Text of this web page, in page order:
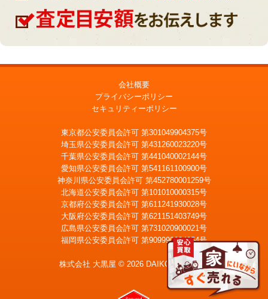
LINE査定 メール査定
宅配買取を申込む
会社概要
プライバシーポリシー
セキュリティーポリシー
東京都公安委員会許可 第301049904375号
埼玉県公安委員会許可 第431260023220号
千葉県公安委員会許可 第441040002144号
愛知県公安委員会許可 第541161100900号
神奈川県公安委員会許可 第452780001259号
北海道公安委員会許可 第101010000315号
京都府公安委員会許可 第611241930028号
大阪府公安委員会許可 第621151403749号
広島県公安委員会許可 第731020900021号
福岡県公安委員会許可 第909990034054号
株式会社 大黒屋 © 2026 DAIKOKUYA, Inc.